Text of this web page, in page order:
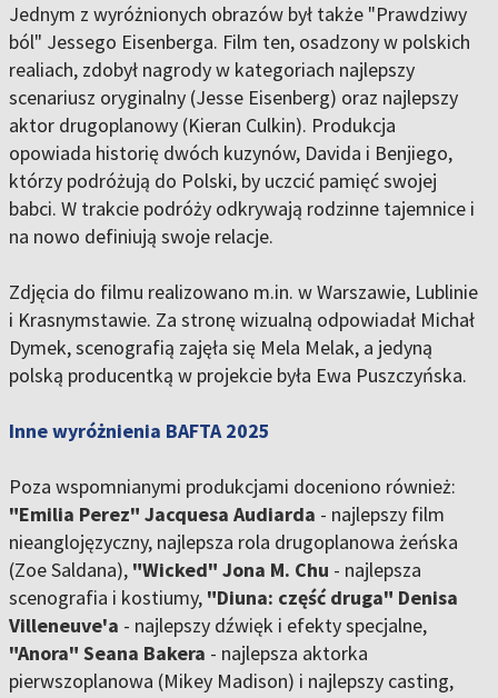
Jednym z wyróżnionych obrazów był także "Prawdziwy
ból" Jessego Eisenberga. Film ten, osadzony w polskich
realiach, zdobył nagrody w kategoriach najlepszy
scenariusz oryginalny (Jesse Eisenberg) oraz najlepszy
aktor drugoplanowy (Kieran Culkin). Produkcja
opowiada historię dwóch kuzynów, Davida i Benjiego,
którzy podróżują do Polski, by uczcić pamięć swojej
babci. W trakcie podróży odkrywają rodzinne tajemnice i
na nowo definiują swoje relacje.
Zdjęcia do filmu realizowano m.in. w Warszawie, Lublinie
i Krasnymstawie. Za stronę wizualną odpowiadał Michał
Dymek, scenografią zajęła się Mela Melak, a jedyną
polską producentką w projekcie była Ewa Puszczyńska.
Inne wyróżnienia BAFTA 2025
Poza wspomnianymi produkcjami doceniono również:
"Emilia Perez" Jacquesa Audiarda - najlepszy film
nieanglojęzyczny, najlepsza rola drugoplanowa żeńska
(Zoe Saldana), "Wicked" Jona M. Chu - najlepsza
scenografia i kostiumy, "Diuna: część druga" Denisa
Villeneuve'a - najlepszy dźwięk i efekty specjalne,
"Anora" Seana Bakera - najlepsza aktorka
pierwszoplanowa (Mikey Madison) i najlepszy casting,